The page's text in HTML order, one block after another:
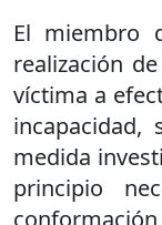
El miembro
realización
víctima a
medida
principio